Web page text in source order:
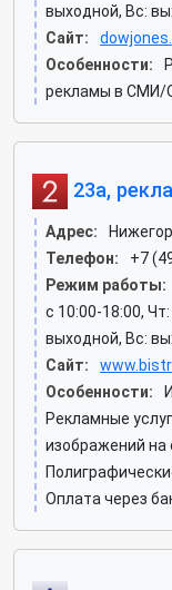
выходной, Вс:
Сайт:
Особенности:
рекламы в СМИ/
23а,
Адрес:
Телефон:
+7
Режим работы:
c 10:00-18:00,
выходной, Вс:
Сайт:
Особенности:
Рекламные
изображений на
Оплата через